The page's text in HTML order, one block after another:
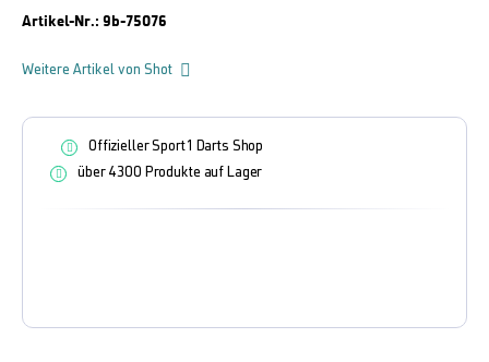
Artikel-Nr.: 9b-75076
Weitere Artikel von Shot
Offizieller Sport1 Darts Shop
über 4300 Produkte auf Lager